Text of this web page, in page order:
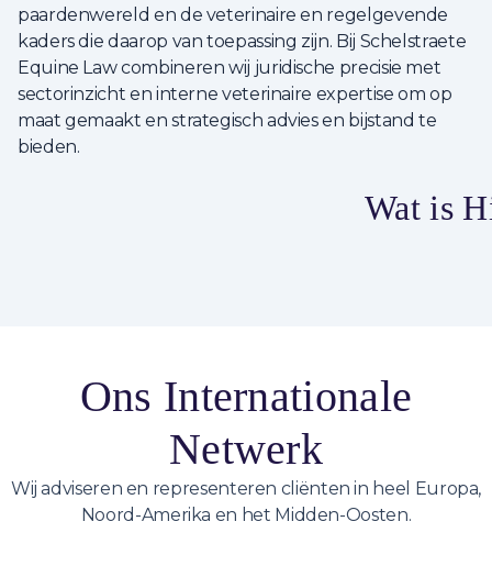
paardenwereld en de veterinaire en regelgevende
kaders die daarop van toepassing zijn. Bij Schelstraete
Equine Law combineren wij juridische precisie met
sectorinzicht en interne veterinaire expertise om op
maat gemaakt en strategisch advies en bijstand te
bieden.
Wat is
Ons Internationale
Netwerk
Wij adviseren en representeren cliënten in heel Europa,
Noord-Amerika en het Midden-Oosten.